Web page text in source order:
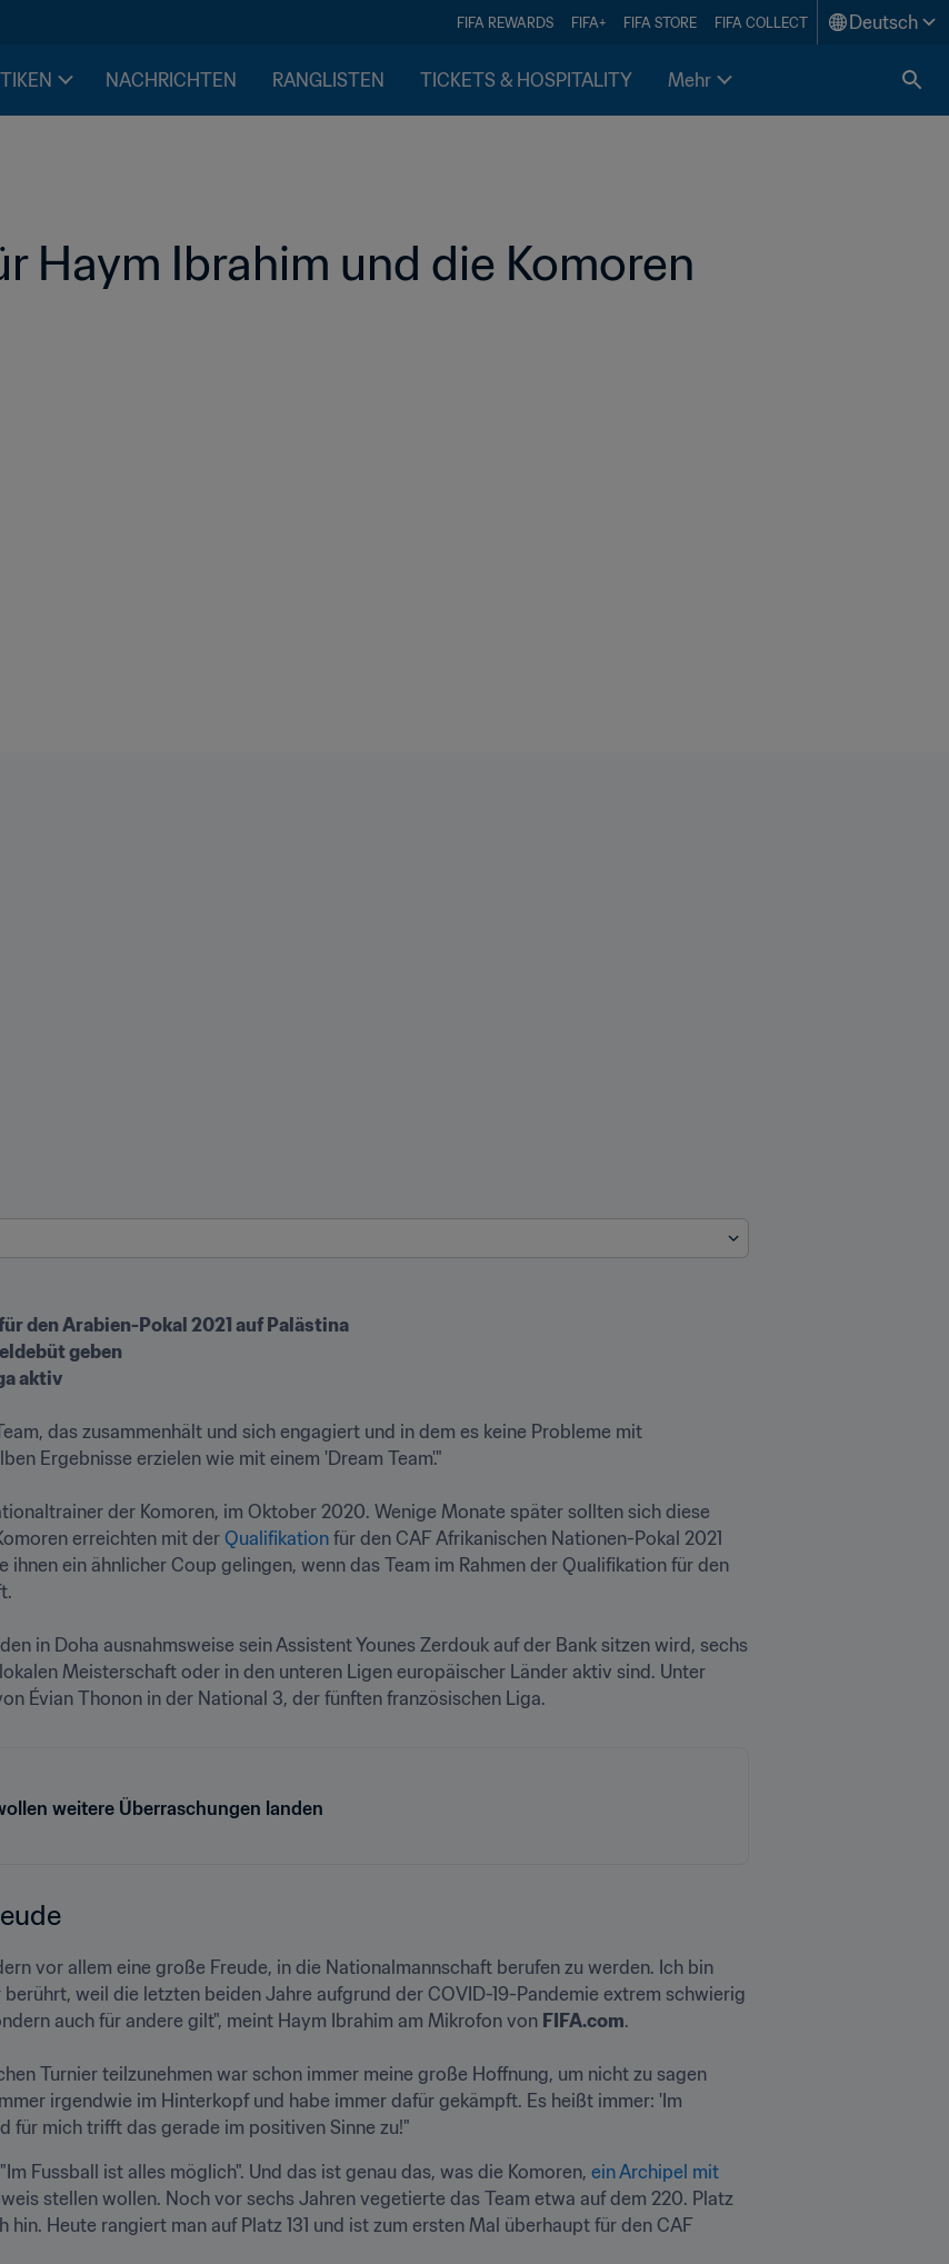
FIFA REWARDS FIFA+ FIFA STORE FIFA COLLECT Deutsch
NACHRICHTEN RANGLISTEN TICKETS & HOSPITALITY Mehr
Haym Ibrahim und die Komoren
aktiv
das zusammenhält und sich engagiert und in dem es keine Probleme mit
Ergebnisse erzielen wie mit einem 'Dream Team'."
der Komoren, im Oktober 2020. Wenige Monate später sollten sich diese
erreichten mit der Qualifikation für den CAF Afrikanischen Nationen-Pokal 2021
ein ähnlicher Coup gelingen, wenn das Team im Rahmen der Qualifikation für den
in Doha ausnahmsweise sein Assistent Younes Zerdouk auf der Bank sitzen wird, sechs
Meisterschaft oder in den unteren Ligen europäischer Länder aktiv sind. Unter
Évian Thonon in der National 3, der fünften französischen Liga.
weitere Überraschungen landen
vor allem eine große Freude, in die Nationalmannschaft berufen zu werden. Ich bin
weil die letzten beiden Jahre aufgrund der COVID-19-Pandemie extrem schwierig
auch für andere gilt", meint Haym Ibrahim am Mikrofon von FIFA.com.
Turnier teilzunehmen war schon immer meine große Hoffnung, um nicht zu sagen
irgendwie im Hinterkopf und habe immer dafür gekämpft. Es heißt immer: 'Im
für mich trifft das gerade im positiven Sinne zu!"
Fussball ist alles möglich". Und das ist genau das, was die Komoren, ein Archipel mit
stellen wollen. Noch vor sechs Jahren vegetierte das Team etwa auf dem 220. Platz
hin. Heute rangiert man auf Platz 131 und ist zum ersten Mal überhaupt für den CAF